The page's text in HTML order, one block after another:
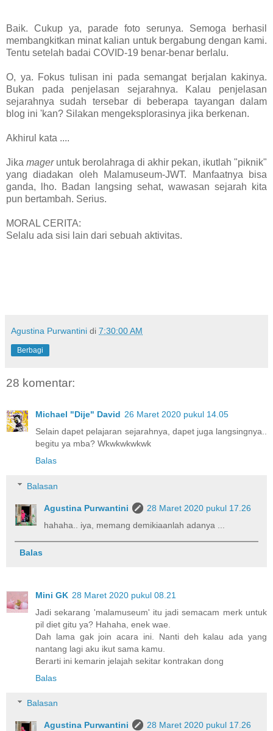
Baik. Cukup ya, parade foto serunya. Semoga berhasil
membangkitkan minat kalian untuk bergabung dengan kami.
Tentu setelah badai COVID-19 benar-benar berlalu.
O, ya. Fokus tulisan ini pada semangat berjalan kakinya.
Bukan pada penjelasan sejarahnya. Kalau penjelasan
sejarahnya sudah tersebar di beberapa tayangan dalam
blog ini 'kan? Silakan mengeksplorasinya jika berkenan.
Akhirul kata ....
Jika mageruntuk berolahraga di akhir pekan, ikutlah "piknik"
yang diadakan oleh Malamuseum-JWT. Manfaatnya bisa
ganda, lho. Badan langsing sehat, wawasan sejarah kita
pun bertambah. Serius.
MORAL CERITA:
Selalu ada sisi lain dari sebuah aktivitas.
Agustina Purwantini di 7:30:00 AM
Berbagi
28 komentar:
Michael "Dije" David 26 Maret 2020 pukul 14.05
Selain dapet pelajaran sejarahnya, dapet juga langsingnya..
begitu ya mba? Wkwkwkwkwk
Balas
Balasan
Agustina Purwantini
28 Maret 2020 pukul 17.26
hahaha.. iya, memang demikiaanlah adanya ...
Balas
Mini GK 28 Maret 2020 pukul 08.21
Jadi sekarang 'malamuseum' itu jadi semacam merk untuk
pil diet gitu ya? Hahaha, enek wae.
Dah lama gak join acara ini. Nanti deh kalau ada yang
nantang lagi aku ikut sama kamu.
Berarti ini kemarin jelajah sekitar kontrakan dong
Balas
Balasan
Agustina Purwantini
28 Maret 2020 pukul 17.26